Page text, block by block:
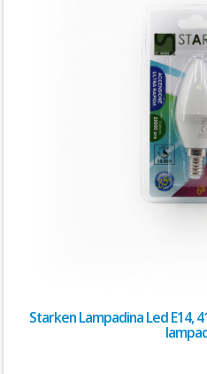
Starken Lampadina Led E14,